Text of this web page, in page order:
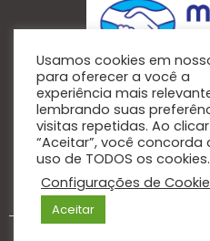
Siga-
Usamos cookies em
para oferecer a você a
experiência mais
lembrando suas
visitas repetidas. Ao
“Aceitar”, você concorda
uso de TODOS os cookies.
Configurações de Cookie
Aceitar